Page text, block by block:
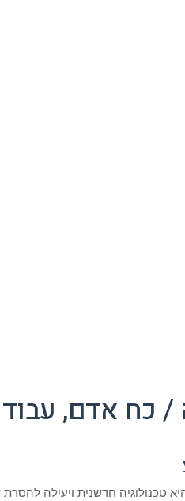
כח אדם,
טכנולוגיה חדשנית ויעילה להסרת